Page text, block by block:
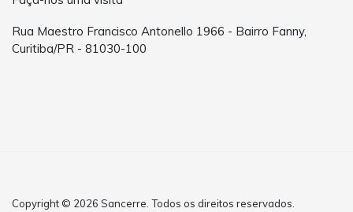
Rua Maestro Francisco Antonello 1966 - Bairro Fanny,
Curitiba/PR - 81030-100
Copyright © 2026 Sancerre. Todos os direitos reservados.